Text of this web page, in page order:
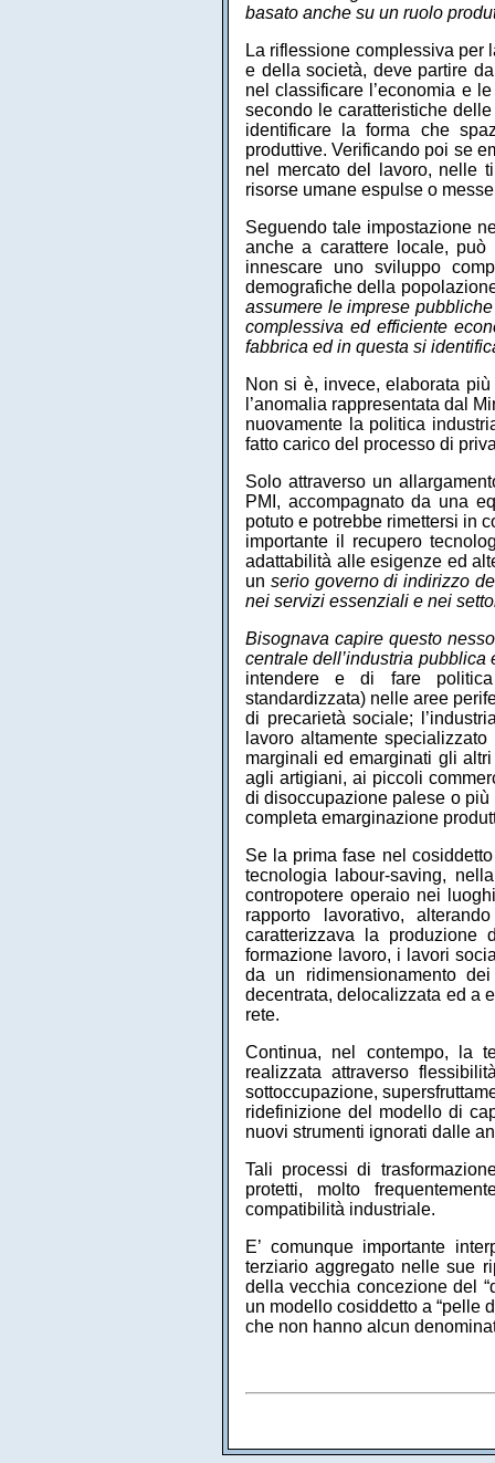
basato anche su un ruolo
La riflessione complessiva per
e della società, deve partire
nel classificare l’economia e
secondo le caratteristiche
identificare la forma che
produttive. Verificando poi se
nel mercato del lavoro, nelle
risorse umane espulse o
Seguendo tale impostazione
anche a carattere locale,
innescare uno sviluppo
demografiche della
assumere le imprese
complessiva ed efficiente
fabbrica ed in questa si
Non si è, invece, elaborata
l’anomalia rappresentata dal
nuovamente la politica
fatto carico del processo di
Solo attraverso un
PMI, accompagnato da una
potuto e potrebbe rimettersi in
importante il recupero
adattabilità alle esigenze ed
un serio governo di indirizzo
nei servizi essenziali e nei
Bisognava capire questo
centrale dell’industria
intendere e di fare politica
standardizzata) nelle aree
di precarietà sociale;
lavoro altamente
marginali ed emarginati gli
agli artigiani, ai piccoli
di disoccupazione palese o
completa emarginazione
Se la prima fase nel
tecnologia labour-saving,
contropotere operaio nei
rapporto lavorativo,
caratterizzava la produzione
formazione lavoro, i lavori
da un ridimensionamento
decentrata, delocalizzata ed a
rete.
Continua, nel contempo, la
realizzata attraverso
sottoccupazione,
ridefinizione del modello di
nuovi strumenti ignorati dalle
Tali processi di
protetti, molto
compatibilità industriale.
E’ comunque importante
terziario aggregato nelle sue
della vecchia concezione del
un modello cosiddetto a “pelle
che non hanno alcun